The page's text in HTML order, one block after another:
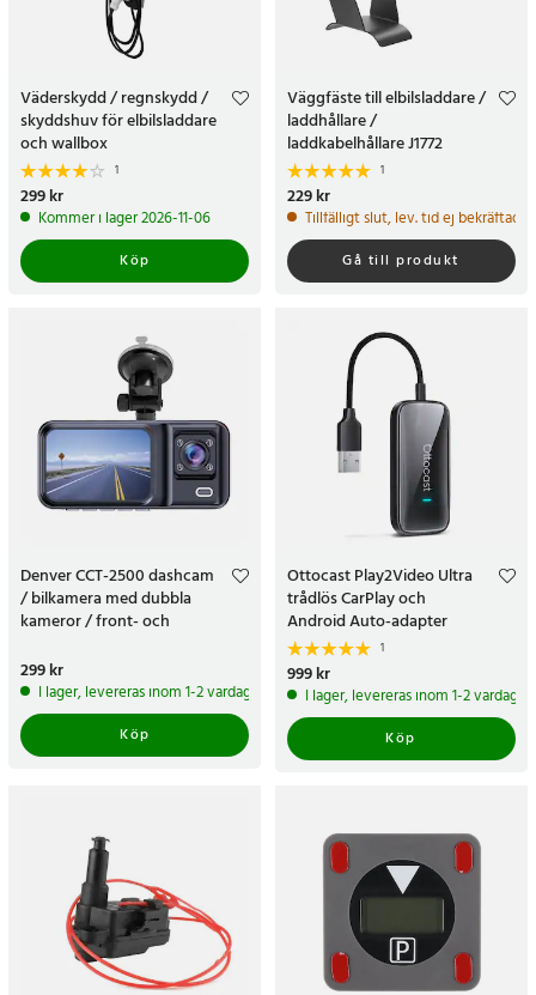
Väderskydd / regnskydd /
skyddshuv för elbilsladdare
och wallbox
1
Pris:299 kr
299 kr
Kommer i lager 2026-11-06
Köp
Väggfäste till elbilsladdare /
laddhållare /
laddkabelhållare J1772
1
Pris:229 kr
229 kr
Tillfälligt slut, lev. tid ej bekräftad.
Gå till produkt
Denver CCT-2500 dashcam
/ bilkamera med dubbla
kameror / front- och
Pris:299 kr
299 kr
I lager, levereras inom 1-2 vardagar
Köp
Ottocast Play2Video Ultra
trådlös CarPlay och
Android Auto-adapter
1
Pris:999 kr
999 kr
I lager, levereras inom 1-2 vardagar
Köp